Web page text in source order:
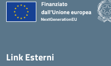
Link Esterni